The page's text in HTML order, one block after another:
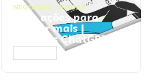
NEGÓCIOS, VENDAS
Faça ações para
vender mais |
Prompts ChatGPT